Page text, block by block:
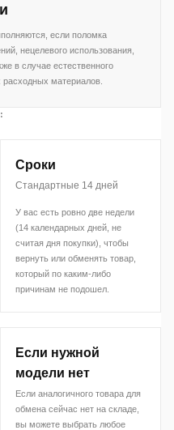
если поломка
нецелевого использования,
в случае естественного
расходных материалов.
Сроки
Стандартные 14 дней
У вас есть ровно две недели
(14 календарных дней, не
считая дня покупки), чтобы
вернуть или обменять товар,
который по каким-либо
причинам не подошел.
Если нужной
модели нет
Если аналогичного товара для
обмена сейчас нет на складе,
вы можете выбрать любое